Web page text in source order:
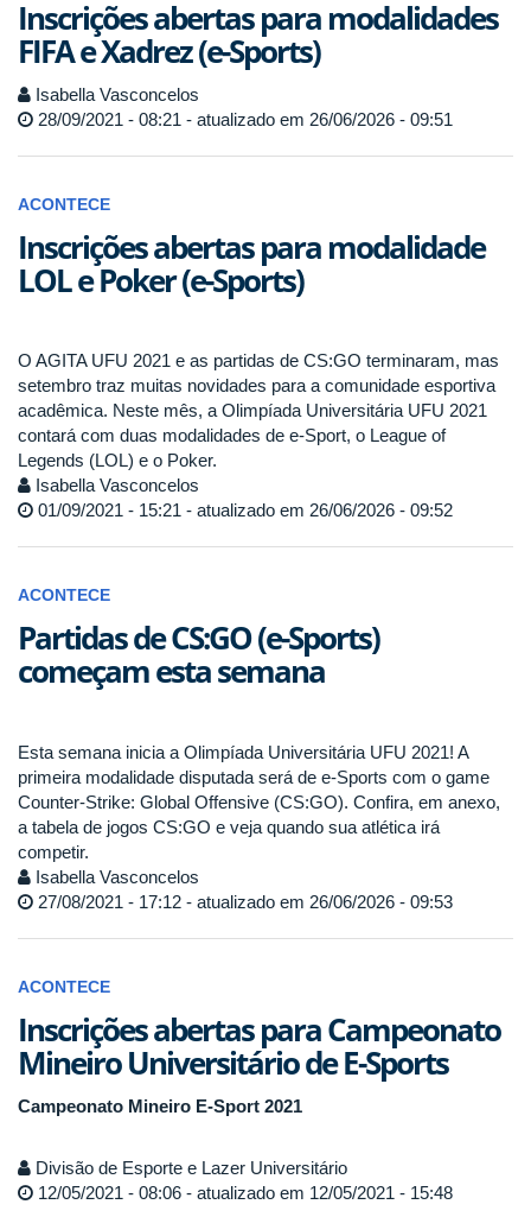
Inscrições abertas para modalidades
FIFA e Xadrez (e-Sports)
Isabella Vasconcelos
28/09/2021 - 08:21 - atualizado em 26/06/2026 - 09:51
ACONTECE
Inscrições abertas para modalidade
LOL e Poker (e-Sports)
O AGITA UFU 2021 e as partidas de CS:GO terminaram, mas
setembro traz muitas novidades para a comunidade esportiva
acadêmica. Neste mês, a Olimpíada Universitária UFU 2021
contará com duas modalidades de e-Sport, o League of
Legends (LOL) e o Poker.
Isabella Vasconcelos
01/09/2021 - 15:21 - atualizado em 26/06/2026 - 09:52
ACONTECE
Partidas de CS:GO (e-Sports)
começam esta semana
Esta semana inicia a Olimpíada Universitária UFU 2021! A
primeira modalidade disputada será de e-Sports com o game
Counter-Strike: Global Offensive (CS:GO). Confira, em anexo,
a tabela de jogos CS:GO e veja quando sua atlética irá
competir.
Isabella Vasconcelos
27/08/2021 - 17:12 - atualizado em 26/06/2026 - 09:53
ACONTECE
Inscrições abertas para Campeonato
Mineiro Universitário de E-Sports
Campeonato Mineiro E-Sport 2021
Divisão de Esporte e Lazer Universitário
12/05/2021 - 08:06 - atualizado em 12/05/2021 - 15:48